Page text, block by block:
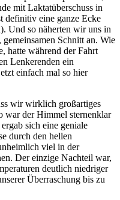
mit Laktatüberschuss in
definitiv eine ganze Ecke
Und so näherten wir uns in
Schnitt an. Wie
hatte während der Fahrt
Lenkerenden ein
einfach mal so hier
wir wirklich großartiges
war der Himmel sternenklar
sich eine geniale
durch den hellen
viel in der
Der einzige Nachteil war,
deutlich niedriger
Überraschung bis zu